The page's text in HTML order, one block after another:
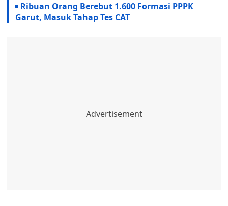
Ribuan Orang Berebut 1.600 Formasi PPPK
Garut, Masuk Tahap Tes CAT